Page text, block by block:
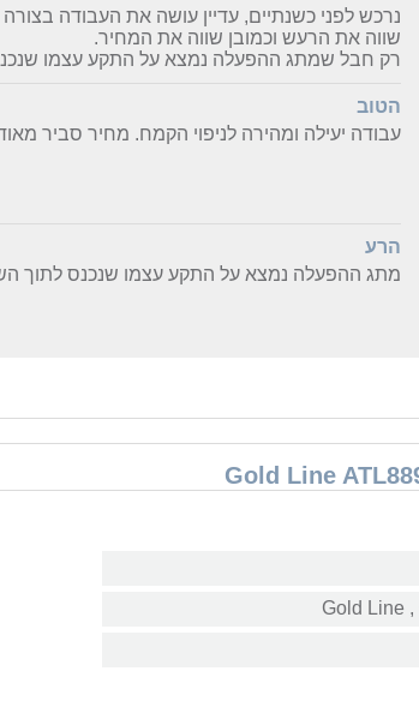
נרכש לפני כשנתיים, עדיין עושה את העבודה
שווה את הרעש וכמובן שווה את המחיר.
רק חבל שמתג ההפעלה נמצא על התקע עצמו
הטוב
עבודה יעילה ומהירה לניפוי הקמח. מחיר סביר
הרע
מתג ההפעלה נמצא על התקע עצמו שנכנס לתוך